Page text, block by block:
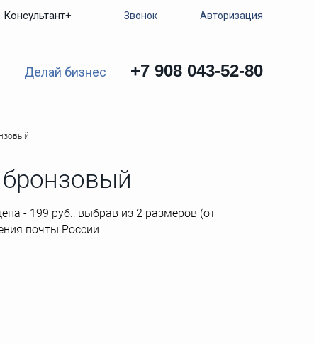
Консультант+ Звонок Авторизация
Делай бизнес +7 908 043-52-80
бронзовый
- 199 руб., выбрав из 2 размеров (от
почты России